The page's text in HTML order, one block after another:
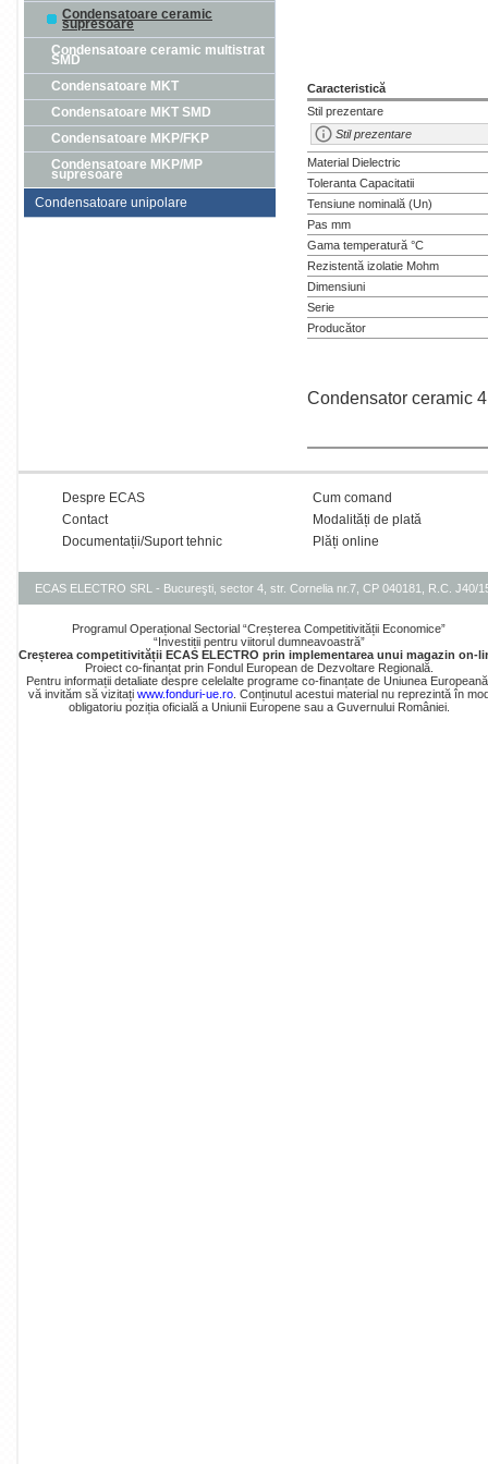
Condensatoare ceramic
supresoare
Condensatoare ceramic multistrat
SMD
Condensatoare MKT
Condensatoare MKT SMD
Condensatoare MKP/FKP
Condensatoare MKP/MP
supresoare
Condensatoare unipolare
Caracteristică
Stil prezentare
Stil prezentare
Material Dielectric
Toleranta Capacitatii
Tensiune nominală (Un)
Pas mm
Gama temperatură °C
Rezistentă izolatie Mohm
Dimensiuni
Serie
Producător
Condensator ceramic
Despre ECAS
Contact
Documentații/Suport tehnic
Cum comand
Modalități de plată
Plăți online
ECAS ELECTRO SRL - Bucureşti, sector 4, str. Cornelia nr.7, CP 040181, R.C. J40/
Programul Operațional Sectorial “Creșterea Competitivității Economice”
“Investiții pentru viitorul dumneavoastră”
Creșterea competitivității ECAS ELECTRO prin implementarea unui magazin on-
Proiect co-finanțat prin Fondul European de Dezvoltare Regională.
Pentru informații detaliate despre celelalte programe co-finanțate de Uniunea
vă invităm să vizitați www.fonduri-ue.ro. Conținutul acestui material nu reprezintă în
obligatoriu poziția oficială a Uniunii Europene sau a Guvernului României.